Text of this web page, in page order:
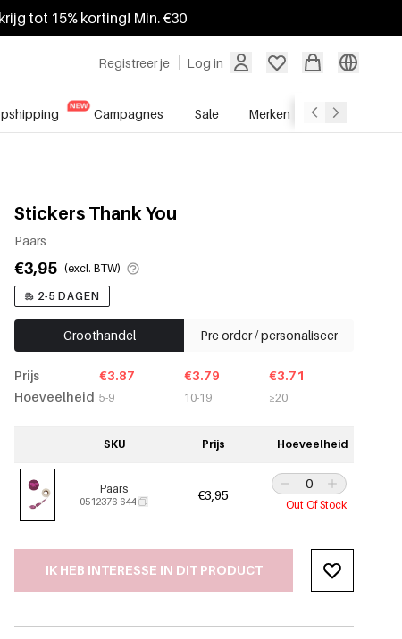
tot 15% korting! Min. €30
Registreer je Log in
Campagnes Sale Merken
Stickers Thank You
Paars
€3,95 (excl. BTW)
2-5 DAGEN
Groothandel Pre order / personaliseer
Prijs
Hoeveelheid
€3.87
5-9
€3.79
10-19
€3.71
≥20
SKU Prijs Hoeveelheid
Paars
0512376-644 €3,95
Out Of Stock
IK HEB INTERESSE IN DIT PRODUCT